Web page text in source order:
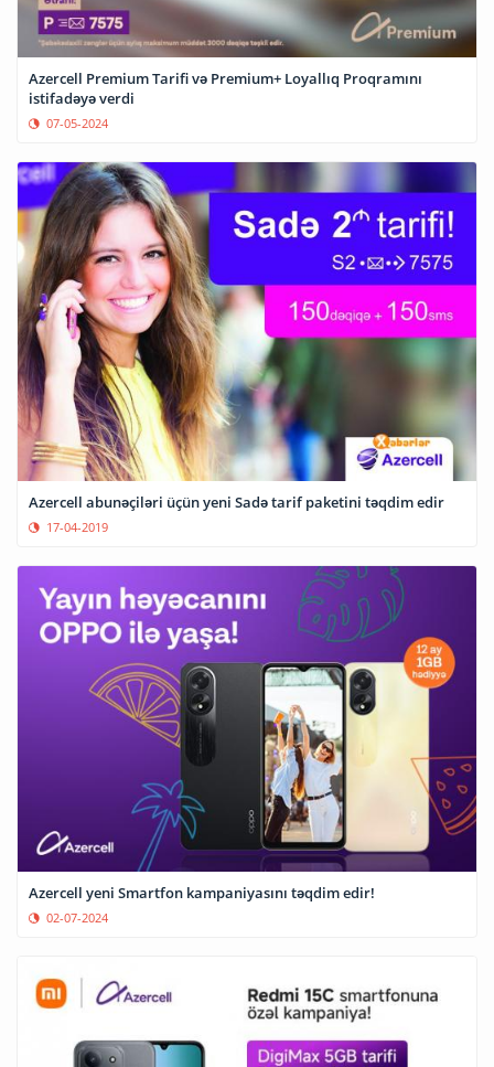
Azercell Premium Tarifi və Premium+ Loyallıq Proqramını
istifadəyə verdi
07-05-2024
Azercell abunəçiləri üçün yeni Sadə tarif paketini təqdim edir
17-04-2019
Azercell yeni Smartfon kampaniyasını təqdim edir!
02-07-2024